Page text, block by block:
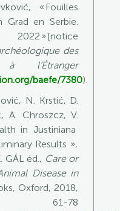
ć, « Fouilles
Grad en Serbie.
» [notice
des
l’Étranger
baefe/7380).
ć, N. Krstić, D.
, A. Chroszcz, V.
in Justiniana
Results »,
GÁL éd. , Care or
Disease in
Oxford, 2018,
78